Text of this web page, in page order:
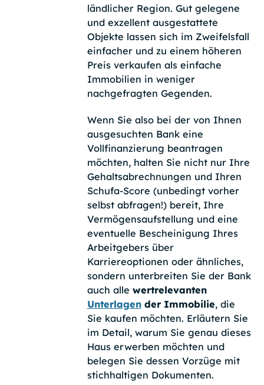
ländlicher Region. Gut gelegene
und exzellent ausgestattete
Objekte lassen sich im Zweifelsfall
einfacher und zu einem höheren
Preis verkaufen als einfache
Immobilien in weniger
nachgefragten Gegenden.
Wenn Sie also bei der von Ihnen
ausgesuchten Bank eine
Vollfinanzierung beantragen
möchten, halten Sie nicht nur Ihre
Gehaltsabrechnungen und Ihren
Schufa-Score (unbedingt vorher
selbst abfragen!) bereit, Ihre
Vermögensaufstellung und eine
eventuelle Bescheinigung Ihres
Arbeitgebers über
Karriereoptionen oder ähnliches,
sondern unterbreiten Sie der Bank
auch alle wertrelevanten
Unterlagender Immobilie, die
Sie kaufen möchten. Erläutern Sie
im Detail, warum Sie genau dieses
Haus erwerben möchten und
belegen Sie dessen Vorzüge mit
stichhaltigen Dokumenten.